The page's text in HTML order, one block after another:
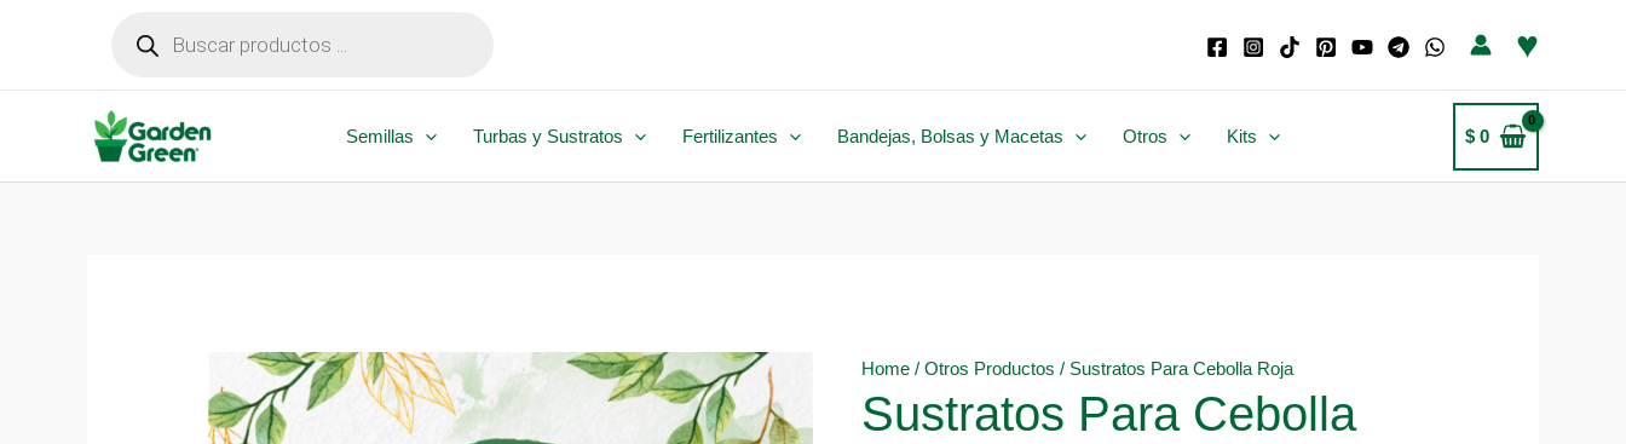
productos
♥
Semillas Turbas y Sustratos Fertilizantes Bandejas, Bolsas y Macetas Otros Kits $0
Home / Otros Productos / Sustratos Para Cebolla Roja
Sustratos Para Cebolla